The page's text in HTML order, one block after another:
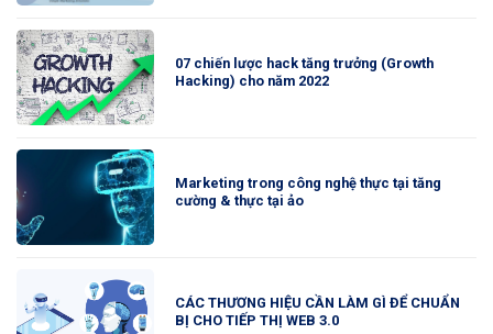
07 chiến lược hack tăng trưởng (Growth
Hacking) cho năm 2022
Marketing trong công nghệ thực tại tăng
cường & thực tại ảo
CÁC THƯƠNG HIỆU CẦN LÀM GÌ ĐỂ CHUẨN
BỊ CHO TIẾP THỊ WEB 3.0